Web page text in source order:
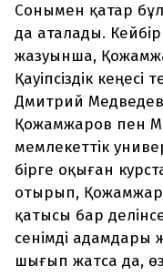
Сонымен қатар
да аталады.
жазуынша,
Қауіпсіздік
Дмитрий
Қожамжаров пен
мемлекеттік
бірге оқыған
отырып,
қатысы бар
сенімді адамдары
шығып жатса да,